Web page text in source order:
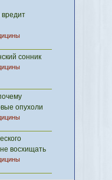
сонник
опухоли
восхищать